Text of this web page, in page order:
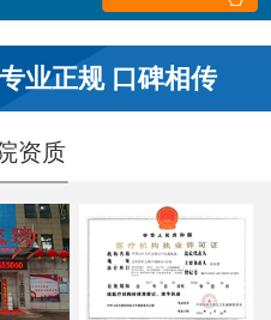
业正规 口碑相传
资质
点多，多亏手机预约了，